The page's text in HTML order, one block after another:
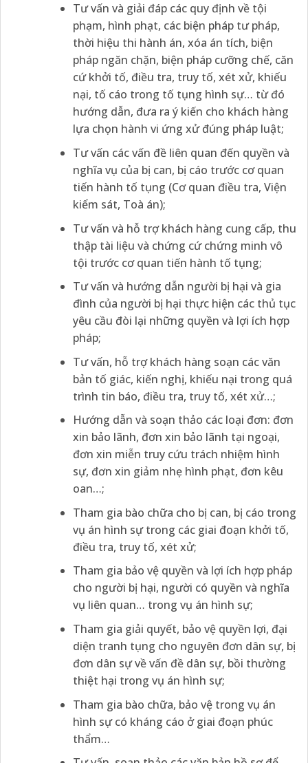
Tư vấn và giải đáp các quy định về tội
phạm, hình phạt, các biện pháp tư pháp,
thời hiệu thi hành án, xóa án tích, biện
pháp ngăn chặn, biện pháp cưỡng chế, căn
cứ khởi tố, điều tra, truy tố, xét xử, khiếu
nại, tố cáo trong tố tụng hình sự… từ đó
hướng dẫn, đưa ra ý kiến cho khách hàng
lựa chọn hành vi ứng xử đúng pháp luật;
Tư vấn các vấn đề liên quan đến quyền và
nghĩa vụ của bị can, bị cáo trước cơ quan
tiến hành tố tụng (Cơ quan điều tra, Viện
kiểm sát, Toà án);
Tư vấn và hỗ trợ khách hàng cung cấp, thu
thập tài liệu và chứng cứ chứng minh vô
tội trước cơ quan tiến hành tố tụng;
Tư vấn và hướng dẫn người bị hại và gia
đình của người bị hại thực hiện các thủ tục
yêu cầu đòi lại những quyền và lợi ích hợp
pháp;
Tư vấn, hỗ trợ khách hàng soạn các văn
bản tố giác, kiến nghị, khiếu nại trong quá
trình tin báo, điều tra, truy tố, xét xử…;
Hướng dẫn và soạn thảo các loại đơn: đơn
xin bảo lãnh, đơn xin bảo lãnh tại ngoại,
đơn xin miễn truy cứu trách nhiệm hình
sự, đơn xin giảm nhẹ hình phạt, đơn kêu
oan…;
Tham gia bào chữa cho bị can, bị cáo trong
vụ án hình sự trong các giai đoạn khởi tố,
điều tra, truy tố, xét xử;
Tham gia bảo vệ quyền và lợi ích hợp pháp
cho người bị hại, người có quyền và nghĩa
vụ liên quan… trong vụ án hình sự;
Tham gia giải quyết, bảo vệ quyền lợi, đại
diện tranh tụng cho nguyên đơn dân sự, bị
đơn dân sự về vấn đề dân sự, bồi thường
thiệt hại trong vụ án hình sự;
Tham gia bào chữa, bảo vệ trong vụ án
hình sự có kháng cáo ở giai đoạn phúc
thẩm…